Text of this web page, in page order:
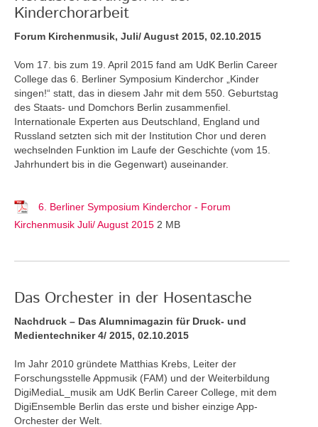
Kinderchorarbeit
Forum Kirchenmusik, Juli/ August 2015, 02.10.2015
Vom 17. bis zum 19. April 2015 fand am UdK Berlin Career
College das 6. Berliner Symposium Kinderchor „Kinder
singen!“ statt, das in diesem Jahr mit dem 550. Geburtstag
des Staats- und Domchors Berlin zusammenfiel.
Internationale Experten aus Deutschland, England und
Russland setzten sich mit der Institution Chor und deren
wechselnden Funktion im Laufe der Geschichte (vom 15.
Jahrhundert bis in die Gegenwart) auseinander.
6. Berliner Symposium Kinderchor - Forum
Kirchenmusik Juli/ August 2015 2 MB
Das Orchester in der Hosentasche
Nachdruck – Das Alumnimagazin für Druck- und
Medientechniker 4/ 2015, 02.10.2015
Im Jahr 2010 gründete Matthias Krebs, Leiter der
Forschungsstelle Appmusik (FAM) und der Weiterbildung
DigiMediaL_musik am UdK Berlin Career College, mit dem
DigiEnsemble Berlin das erste und bisher einzige App-
Orchester der Welt.